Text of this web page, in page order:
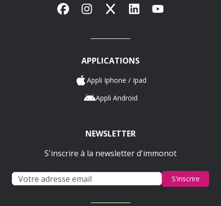
FacebookInstagram
X LinkedInYouTube
APPLICATIONS
Appli Iphone / Ipad
Appli Android
NEWSLETTER
S'inscrire à la newsletter d'immonot
S'inscrire